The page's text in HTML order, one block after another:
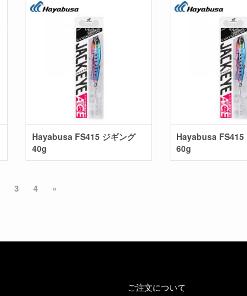
Hayabusa FS415 ジギング
40g
Hayabusa FS415
60g
3 4 »
ご注文について